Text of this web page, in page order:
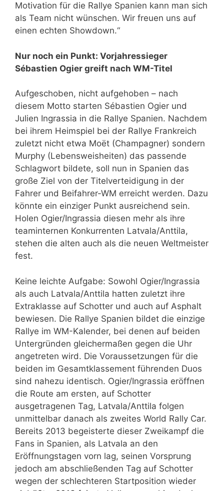
Motivation für die Rallye Spanien kann man sich
als Team nicht wünschen. Wir freuen uns auf
einen echten Showdown.“
Nur noch ein Punkt: Vorjahressieger
Sébastien Ogier greift nach WM-Titel
Aufgeschoben, nicht aufgehoben – nach
diesem Motto starten Sébastien Ogier und
Julien Ingrassia in die Rallye Spanien. Nachdem
bei ihrem Heimspiel bei der Rallye Frankreich
zuletzt nicht etwa Moët (Champagner) sondern
Murphy (Lebensweisheiten) das passende
Schlagwort bildete, soll nun in Spanien das
große Ziel von der Titelverteidigung in der
Fahrer und Beifahrer-WM erreicht werden. Dazu
könnte ein einziger Punkt ausreichend sein.
Holen Ogier/Ingrassia diesen mehr als ihre
teaminternen Konkurrenten Latvala/Anttila,
stehen die alten auch als die neuen Weltmeister
fest.
Keine leichte Aufgabe: Sowohl Ogier/Ingrassia
als auch Latvala/Anttila hatten zuletzt ihre
Extraklasse auf Schotter und auch auf Asphalt
bewiesen. Die Rallye Spanien bildet die einzige
Rallye im WM-Kalender, bei denen auf beiden
Untergründen gleichermaßen gegen die Uhr
angetreten wird. Die Voraussetzungen für die
beiden im Gesamtklassement führenden Duos
sind nahezu identisch. Ogier/Ingrassia eröffnen
die Route am ersten, auf Schotter
ausgetragenen Tag, Latvala/Anttila folgen
unmittelbar danach als zweites World Rally Car.
Bereits 2013 begeisterte dieser Zweikampf die
Fans in Spanien, als Latvala an den
Eröffnungstagen vorn lag, seinen Vorsprung
jedoch am abschließenden Tag auf Schotter
wegen der schlechteren Startposition wieder